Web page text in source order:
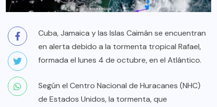
Cuba, Jamaica y las Islas Caimán se encuentran
en alerta debido a la tormenta tropical Rafael,
formada el lunes 4 de octubre, en el Atlántico.
Según el Centro Nacional de Huracanes (NHC)
de Estados Unidos, la tormenta, que